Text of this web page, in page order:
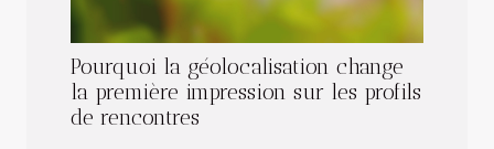
Pourquoi la géolocalisation change
la première impression sur les profils
de rencontres